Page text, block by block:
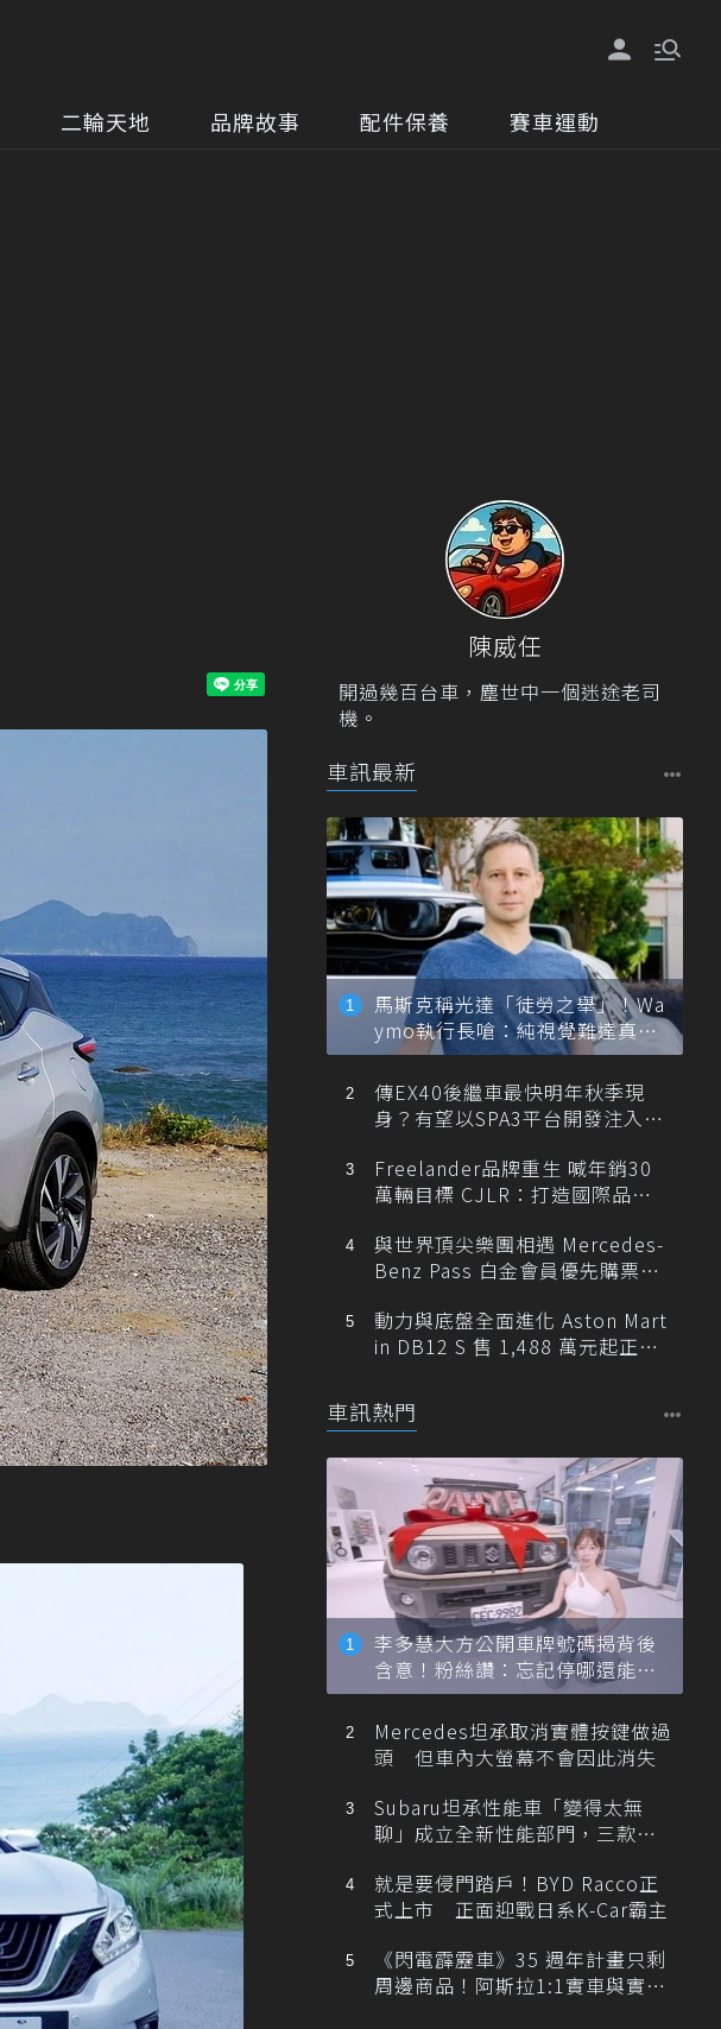
二輪天地 品牌故事 配件保養 賽車運動
陳威任
開過幾百台車，塵世中一個迷途老司
機。
車訊最新
馬斯克稱光達「徒勞之舉」！Wa
ymo執行長嗆：純視覺難達真正
自動駕駛
傳EX40後繼車最快明年秋季現
身？有望以SPA3平台開發注入80
Freelander品牌重生 喊年銷30
萬輛目標 CJLR：打造國際品牌
與世界頂尖樂團相遇 Mercedes-
Benz Pass 白金會員優先購票維
動力與底盤全面進化 Aston Mart
in DB12 S 售 1,488 萬元起正式
車訊熱門
李多慧大方公開車牌號碼揭背後
含意！粉絲讚：忘記停哪還能幫
忙找車
Mercedes坦承取消實體按鍵做過
頭 但車內大螢幕不會因此消失
Subaru坦承性能車「變得太無
聊」成立全新性能部門，三款手
就是要侵門踏戶！BYD Racco正
式上市 正面迎戰日系K-Car霸主
《閃電霹靂車》35 週年計畫只剩
周邊商品！阿斯拉1:1實車與實體